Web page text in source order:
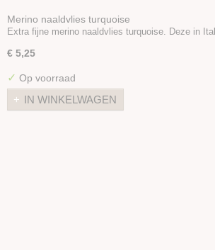
Merino naaldvlies turquoise
Extra fijne merino naaldvlies turquoise. Deze in
€ 5,25
✓ Op voorraad
IN WINKELWAGEN